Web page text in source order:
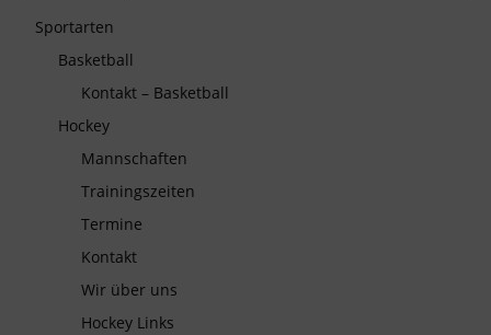
Sportarten
Basketball
Kontakt – Basketball
Hockey
Mannschaften
Trainingszeiten
Termine
Kontakt
Wir über uns
Hockey Links